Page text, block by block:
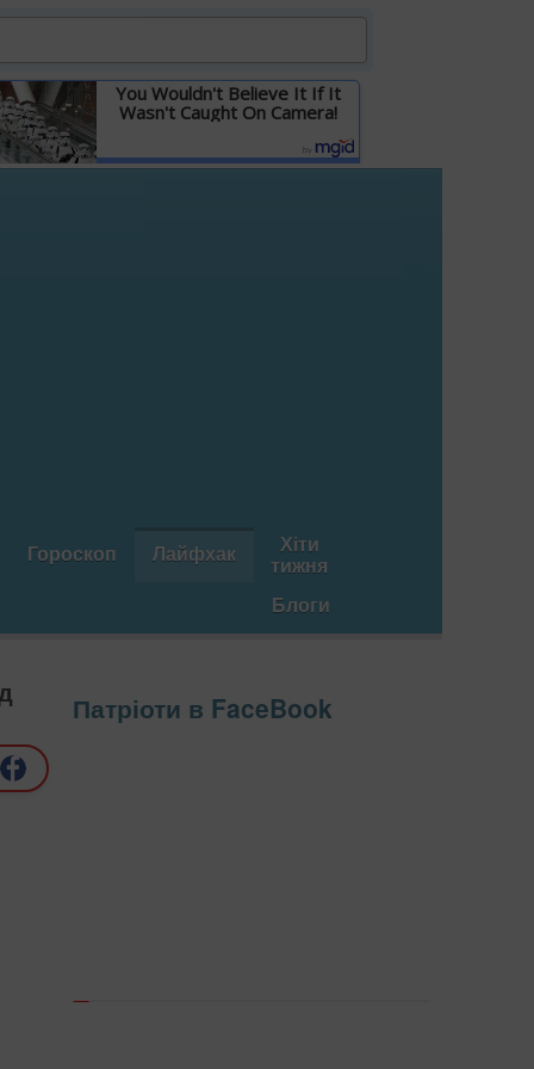
You Wouldn't Believe It If It
Wasn't Caught On Camera!
Детальніше
Гороскоп Лайфхак Хіти
тижня
Блоги
Патріоти в FaceBook